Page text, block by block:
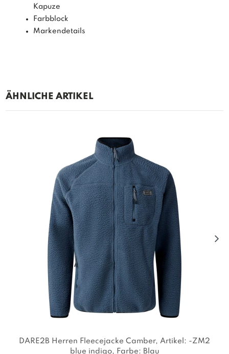
Kapuze
Farbblock
Markendetails
ÄHNLICHE ARTIKEL
DARE2B Herren Fleecejacke Camber, Artikel: -ZM2
blue indigo, Farbe: Blau